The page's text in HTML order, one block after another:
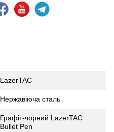
LazerTAC
Нержавіюча сталь
Графіт-чорний LazerTAC
Bullet Pen